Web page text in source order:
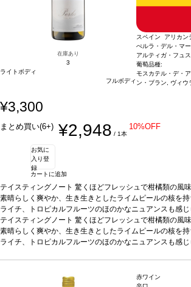
在庫あり
3
ライトボディ
フルボディ
スペイン アリカン
ぺルラ・デル・マ
アルティガ・フュ
葡萄品種:
モスカテル・デ・
ン・ブラン, ヴィウ
¥3,300
まとめ買い(6+) ¥2,948 / 1本
10%OFF
お気に
入り登
録
カートに追加
テイスティングノート 驚くほどフレッシュで柑橘類の風
素晴らしく爽やか、生き生きとしたライムピールの核を持
ライチ、トロピカルフルーツのほのかなニュアンスも感じ
ルしたエビ、マテガイ、帆立やムール貝などの魚介類料理
ィフなどと好相性葡萄品種モスカテル・デ・アレハンド
ン・ブラン 15%、ヴィウラ 10%、ヴィオニエ 5%、シャ
テイスティングノート 驚くほどフレッシュで柑橘類の風
素晴らしく爽やか、生き生きとしたライムピールの核を持
ライチ、トロピカルフルーツのほのかなニュアンスも感じ
ン・ブラン 15%、ヴィウラ 10%、ヴィオニエ 5%、シャ
赤ワイン